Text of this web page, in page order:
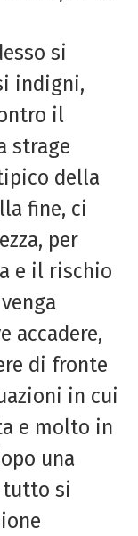
si
indigni,
il
strage
della
fine, ci
per
e il rischio
accadere,
di fronte
in cui
e molto in
una
tutto si